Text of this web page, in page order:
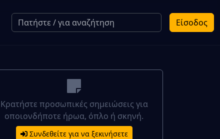
Είσοδος
Κρατήστε προσωπικές σημειώσεις για
οποιονδήποτε ήρωα, όπλο ή σκηνή.
Συνδεθείτε για να ξεκινήσετε